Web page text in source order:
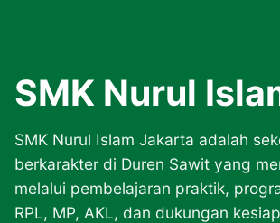
SMK Nurul
SMK Nurul Islam Jakarta adalah
berkarakter di Duren Sawit yang
melalui pembelajaran praktik,
RPL, MP, AKL, dan dukungan